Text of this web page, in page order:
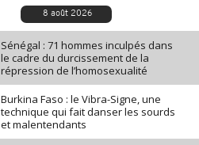
8 août 2026
Sénégal : 71 hommes inculpés dans
le cadre du durcissement de la
répression de l’homosexualité
Burkina Faso : le Vibra-Signe, une
technique qui fait danser les sourds
et malentendants